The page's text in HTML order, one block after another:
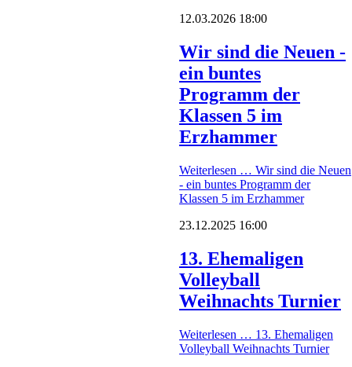
12.03.2026 18:00
Wir sind die Neuen -
ein buntes
Programm der
Klassen 5 im
Erzhammer
Weiterlesen … Wir sind die Neuen
- ein buntes Programm der
Klassen 5 im Erzhammer
23.12.2025 16:00
13. Ehemaligen
Volleyball
Weihnachts Turnier
Weiterlesen … 13. Ehemaligen
Volleyball Weihnachts Turnier